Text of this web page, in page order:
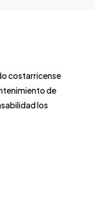
costarricense
de
los